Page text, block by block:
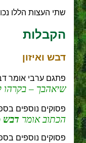
שתי העצות הללו
הקבלות
דבש ואיזון
פתגם ערבי אומר
שיאהבך – בקרהו
פסוקים נוספים
הכתוב אומר דבש
פסוקים נוספים